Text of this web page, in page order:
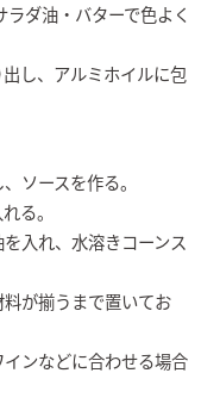
ダ油・バターで色よく
し、アルミホイルに包
ソースを作る。
る。
入れ、水溶きコーンス
が揃うまで置いてお
ンなどに合わせる場合